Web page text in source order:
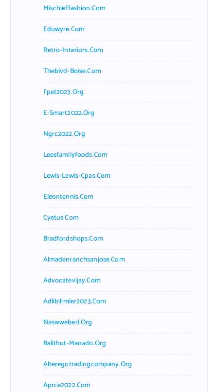
Mischieffashion.com
Eduwyre.com
Retro-Interiors.com
Theblvd-Boise.com
Fpet2023.org
E-Smart2022.org
Ngrc2022.org
Leesfamilyfoods.com
Lewis-Lewis-Cpas.com
Eleontennis.com
Cyetus.com
Bradfordshops.com
Almadenranchsanjose.com
Advocatevijay.com
Adlibilimler2023.com
Naswwebed.org
Balithut-Manado.org
Alteregotradingcompany.org
Aprce2022.com